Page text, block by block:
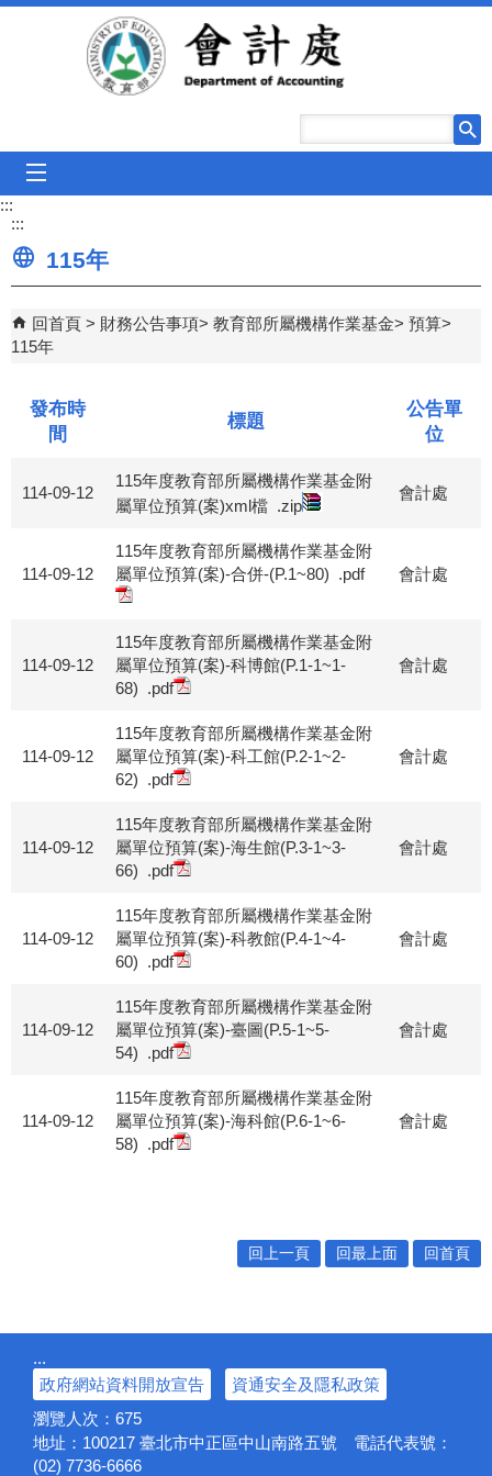
跳到主要內容區塊
:::
:::
115年
回首頁 財務公告事項 教育部所屬機構作業基金
預算
115年
發布時
間
標題
公告單
位
114-09-12
115年度教育部所屬機構作業基金附
屬單位預算(案)xml檔 .zip
會計處
114-09-12
115年度教育部所屬機構作業基金附
屬單位預算(案)-合併-(P.1~80) .pdf 會計處
114-09-12
115年度教育部所屬機構作業基金附
屬單位預算(案)-科博館(P.1-1~1-
68) .pdf
會計處
114-09-12
115年度教育部所屬機構作業基金附
屬單位預算(案)-科工館(P.2-1~2-
62) .pdf
會計處
114-09-12
115年度教育部所屬機構作業基金附
屬單位預算(案)-海生館(P.3-1~3-
66) .pdf
會計處
114-09-12
115年度教育部所屬機構作業基金附
屬單位預算(案)-科教館(P.4-1~4-
60) .pdf
會計處
114-09-12
115年度教育部所屬機構作業基金附
屬單位預算(案)-臺圖(P.5-1~5-
54) .pdf
會計處
114-09-12
115年度教育部所屬機構作業基金附
屬單位預算(案)-海科館(P.6-1~6-
58) .pdf
會計處
回上一頁 回最上面 回首頁
:::
政府網站資料開放宣告
資通安全及隱私政策
瀏覽人次： 675
地址：100217 臺北市中正區中山南路五號 電話代表號：
(02) 7736-6666